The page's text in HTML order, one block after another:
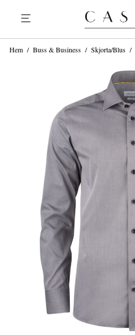
Hem / Buss & Business / Skjorta/Blus /